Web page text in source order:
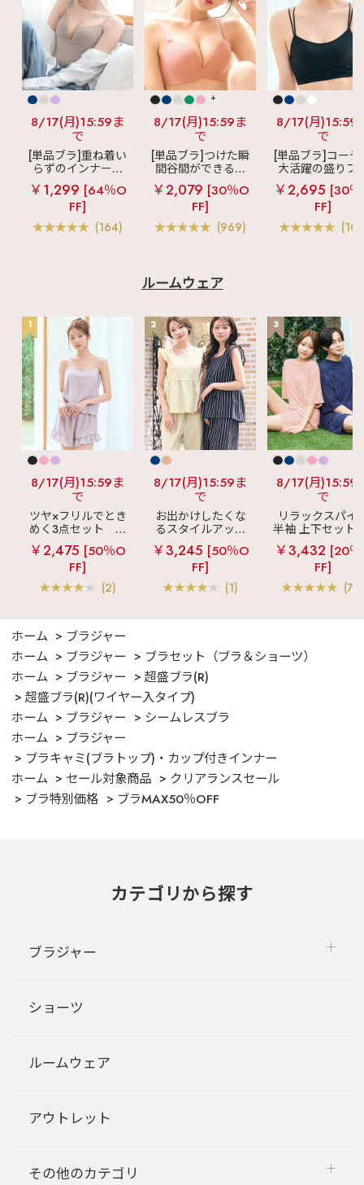
8/17(月)15:59ま
で
[単品ブラ]重ね着い
らずのインナーブ
ラ
リッチバスト
ブラトップ (ワイヤ
ー入り)
￥1,299 [64％O
FF]
(164)
+
8/17(月)15:59ま
で
[単品ブラ]つけた瞬
間谷間ができるシ
ームレスブラ
超
盛ブラ(R) シームレ
ス 単品ブラジャー
￥2,079 [30％O
FF]
(969)
8/17(月)15:59
で
[単品ブラ]コーデ
大活躍の盛りブ
ショートレン
ス ブラトップ 超
ブラ(R) 単品ブ
ャー
￥2,695 [30
FF]
ルームウェア
1
8/17(月)15:59ま
で
ツヤ×フリルでとき
めく3点セット
シ
ルキー ショートパ
ンツ 3点セット
￥2,475 [50％O
FF]
(2)
2
8/17(月)15:59ま
で
お出かけしたくな
るスタイルアップ
見え
ストライプ
フリル ロングパン
ツ 綿混 上下セット
￥3,245 [50％O
FF]
(1)
3
8/17(月)15:59
で
リラックスパイ
半袖 上下セット
女兼用サイズ)
￥3,432 [20
FF]
ホーム
ブラジャー
ホーム
ブラジャー
ブラセット（ブラ＆ショーツ）
ホーム
ブラジャー
超盛ブラ(R)
超盛ブラ(R)(ワイヤー入タイプ)
ホーム
ブラジャー
シームレスブラ
ホーム
ブラジャー
ブラキャミ(ブラトップ)・カップ付きインナー
ホーム
セール対象商品
クリアランスセール
ブラ特別価格
ブラMAX50％OFF
カテゴリから探す
ブラジャー
ショーツ
ルームウェア
アウトレット
その他のカテゴリ